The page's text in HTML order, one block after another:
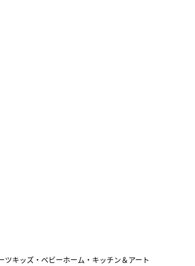
ツキッズ・ベビーホーム・キッチン＆アート